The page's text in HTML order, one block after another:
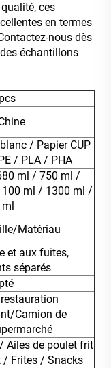
ces
en termes
nous dès
échantillons
/ Papier CUP
/ PLA / PHA
ml / 750 ml /
ml / 1300 ml /
ml
Matériau
et aux fuites,
séparés
Camion de
Ailes de poulet frit
/ Frites / Snacks